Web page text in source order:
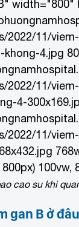
width="800"
2022/11/
khong-4.jpg
2022/11/
4-
2022/11/
100vw,
cao su khi
gan B ở